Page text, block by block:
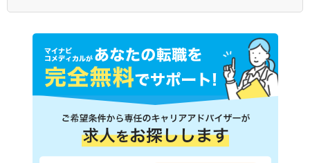
ＪＲ五日市線
ＪＲ八高線
ＪＲ埼京線
ＪＲ高崎線
ＪＲ京葉線(東京－蘇我)
ＪＲ中央本線(東京－松本)
ＪＲ湘南新宿ライン線(赤羽
－武蔵小杉)
西武新宿線
西武池袋線
西武有楽町線
西武国分寺線
西武多摩湖線
西武多摩川線